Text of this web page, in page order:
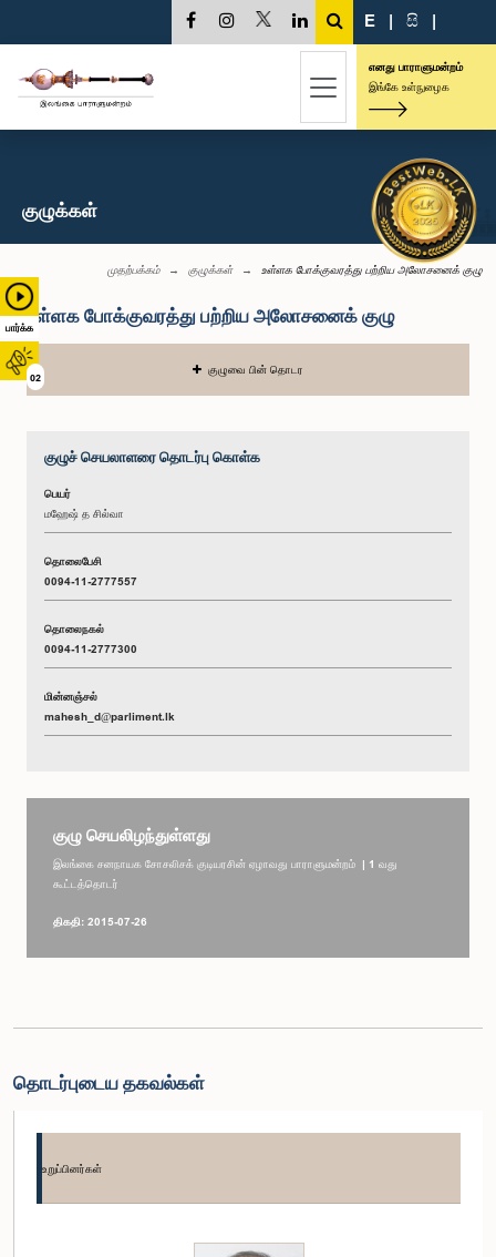
பார்க்க
02
E | සි |
எனது பாராளுமன்றம்
இங்கே உள்நுழைக
குழுக்கள்
முதற்பக்கம் குழுக்கள் உள்ளக போக்குவரத்து பற்றிய அலோசனைக் குழு
உள்ளக போக்குவரத்து பற்றிய அலோசனைக் குழு
குழுவை பின் தொடர
குழுச் செயலாளரை தொடர்பு கொள்க
பெயர்
மஹேஷ் த சில்வா
தொலைபேசி
0094-11-2777557
தொலைநகல்
0094-11-2777300
மின்னஞ்சல்
mahesh_d@parliment.lk
குழு செயலிழந்துள்ளது
இலங்கை சனநாயக சோசலிசக் குடியரசின் ஏழாவது பாராளுமன்றம் | 1 வது
கூட்டத்தொடர்
திகதி: 2015-07-26
தொடர்புடைய தகவல்கள்
உறுப்பினர்கள்